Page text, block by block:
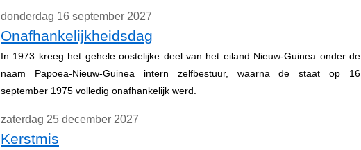
donderdag 16 september 2027
Onafhankelijkheidsdag
In 1973 kreeg het gehele oostelijke deel van het eiland Nieuw-Guinea onder de
naam Papoea-Nieuw-Guinea intern zelfbestuur, waarna de staat op 16
september 1975 volledig onafhankelijk werd.
zaterdag 25 december 2027
Kerstmis